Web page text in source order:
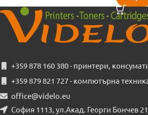
+359 878 160 380 - принтери,
+359 879 821 727 - компютърна
office@videlo.eu
София 1113, ул.Акад. Георги Бончев